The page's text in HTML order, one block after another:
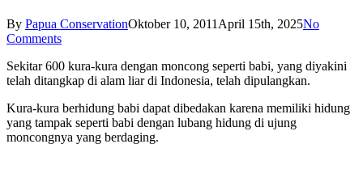
By Papua ConservationOktober 10, 2011 April 15th, 2025No
Comments
Sekitar 600 kura-kura dengan moncong seperti babi, yang diyakini
telah ditangkap di alam liar di Indonesia, telah dipulangkan.
Kura-kura berhidung babi dapat dibedakan karena memiliki hidung
yang tampak seperti babi dengan lubang hidung di ujung
moncongnya yang berdaging.